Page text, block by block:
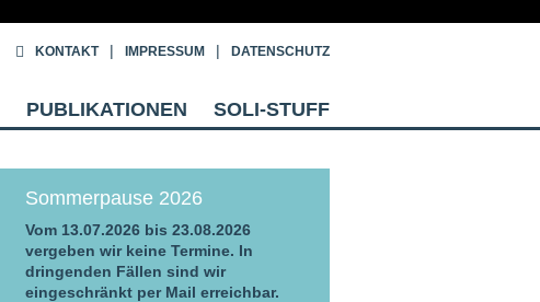
PUBLIKATIONEN SOLI-STUFF
KONTAKT IMPRESSUM DATENSCHUTZ
Sommerpause 2026
Vom 13.07.2026 bis 23.08.2026
vergeben wir keine Termine. In
dringenden Fällen sind wir
eingeschränkt per Mail erreichbar.